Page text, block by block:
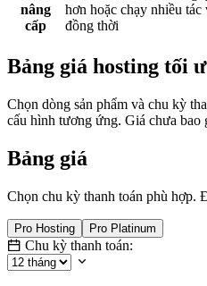
nâng
cấp
hơn hoặc chạy nhiều tác
đồng thời
Bảng giá hosting tối
Chọn dòng sản phẩm và chu kỳ
cấu hình tương ứng. Giá chưa bao
Bảng giá
Chọn chu kỳ thanh toán phù hợp.
Pro Hosting Pro Platinum
Chu kỳ thanh toán: